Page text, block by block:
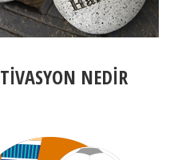
NEDİR